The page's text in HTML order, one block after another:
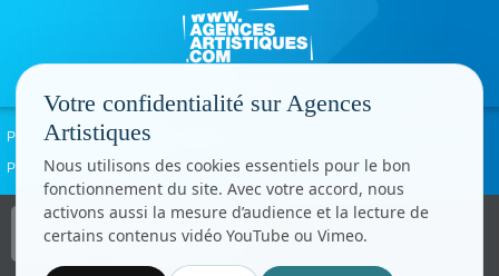
Politique de confidentialité
Paramètres cookies
Copyright © CC.Comunication
Tous droits réservés
Votre confidentialité sur Agences
Artistiques
Nous utilisons des cookies essentiels pour le bon
fonctionnement du site. Avec votre accord, nous
activons aussi la mesure d’audience et la lecture de
certains contenus vidéo YouTube ou Vimeo.